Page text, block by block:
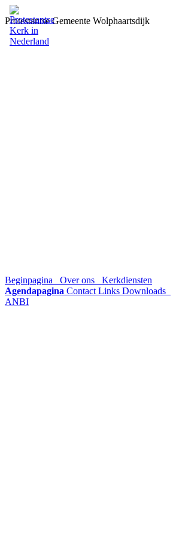
Protestantse Gemeente Wolphaartsdijk
Beginpagina Over ons
Kerkdiensten
Agendapagina Contact Links Downloads
ANBI